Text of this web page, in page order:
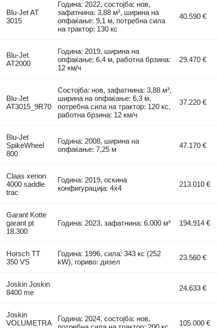
Blu-Jet AT
3015
Година: 2022, состојба: нов,
зафатнина: 3,88 м³, ширина на
опфаќање: 9,1 м, потребна сила
на трактор: 130 кс
40.590 €
Blu-Jet
AT2000
Година: 2019, ширина на
опфаќање: 6,4 м, работна брзина:
12 км/ч
29.470 €
Blu-Jet
AT3015_9R70
Состојба: нов, зафатнина: 3,88 м³,
ширина на опфаќање: 6,3 м,
потребна сила на трактор: 120 кс,
работна брзина: 12 км/ч
37.220 €
Blu-Jet
SpikeWheel
800
Година: 2008, ширина на
опфаќање: 7,25 м
47.170 €
Claas xerion
4000 saddle
trac
Година: 2019, оскина
конфигурација: 4x4
213.010 €
Garant Kotte
garant pt
18.300
Година: 2023, зафатнина: 6.000 м³ 194.914 €
Horsch TT
350 VS
Година: 1996, сила: 343 кс (252
kW), гориво: дизел
23.560 €
Joskin Joskin
8400 me
24.633 €
Joskin
VOLUMETRA
Година: 2024, состојба: нов,
105.000 €